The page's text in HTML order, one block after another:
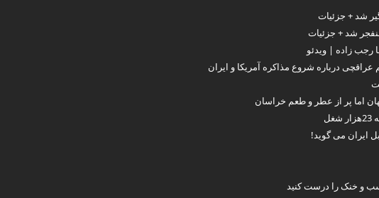
شد + جزئیات
شد + جزئیات
زاده | ویدئو
عراقچی درباره شروع مذاکره آمریکا و ایران
اما پر از عطر و طعم خراسان
ایران می گوید!
و خنک را درست کنید